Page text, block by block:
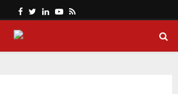
Facebook
Twitter
LinkedinYoutube
Rss